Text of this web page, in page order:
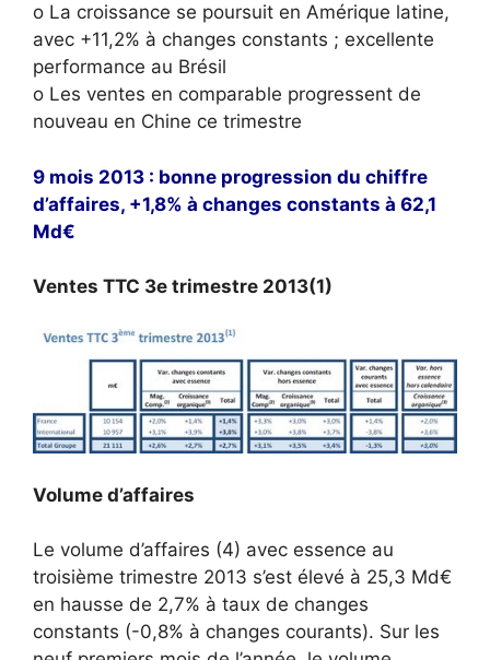
o La croissance se poursuit en Amérique latine,
avec +11,2% à changes constants ; excellente
performance au Brésil
o Les ventes en comparable progressent de
nouveau en Chine ce trimestre
9 mois 2013 : bonne progression du chiffre
d’affaires, +1,8% à changes constants à 62,1
Md€
Ventes TTC 3e trimestre 2013(1)
Volume d’affaires
Le volume d’affaires (4) avec essence au
troisième trimestre 2013 s’est élevé à 25,3 Md€
en hausse de 2,7% à taux de changes
constants (-0,8% à changes courants). Sur les